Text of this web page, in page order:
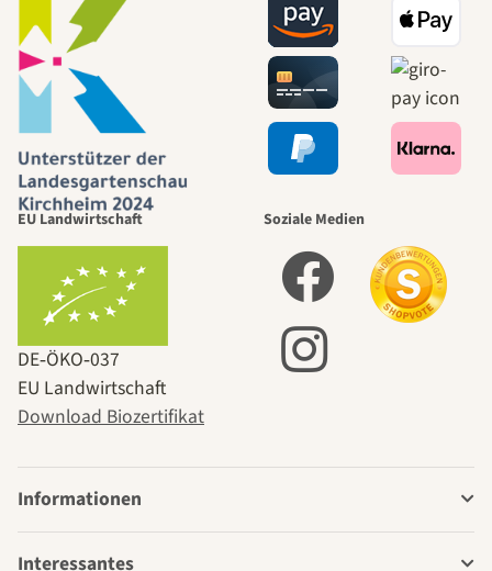
EU Landwirtschaft
DE‑ÖKO‑037
EU Landwirtschaft
Download Biozertifikat
Soziale Medien
Informationen
Interessantes